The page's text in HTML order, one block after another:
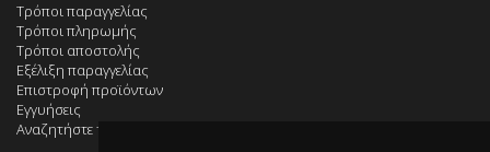
Τρόποι παραγγελίας
Τρόποι πληρωμής
Τρόποι αποστολής
Εξέλιξη παραγγελίας
Επιστροφή προϊόντων
Εγγυήσεις
Αναζητήστε το δέμα σας (ACS)